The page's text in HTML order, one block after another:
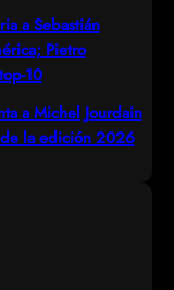
a Sebastián
Pietro
10
a Michel Jourdain
la edición 2026